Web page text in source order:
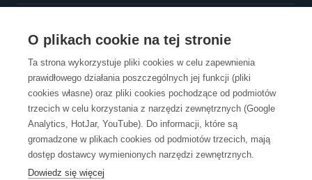
O plikach cookie na tej stronie
Ta strona wykorzystuje pliki cookies w celu zapewnienia
prawidłowego działania poszczególnych jej funkcji (pliki
cookies własne) oraz pliki cookies pochodzące od podmiotów
trzecich w celu korzystania z narzędzi zewnętrznych (Google
Analytics, HotJar, YouTube). Do informacji, które są
gromadzone w plikach cookies od podmiotów trzecich, mają
dostęp dostawcy wymienionych narzędzi zewnętrznych.
Dowiedz się więcej
OBSŁUGA KLIENTA
KONTAKT